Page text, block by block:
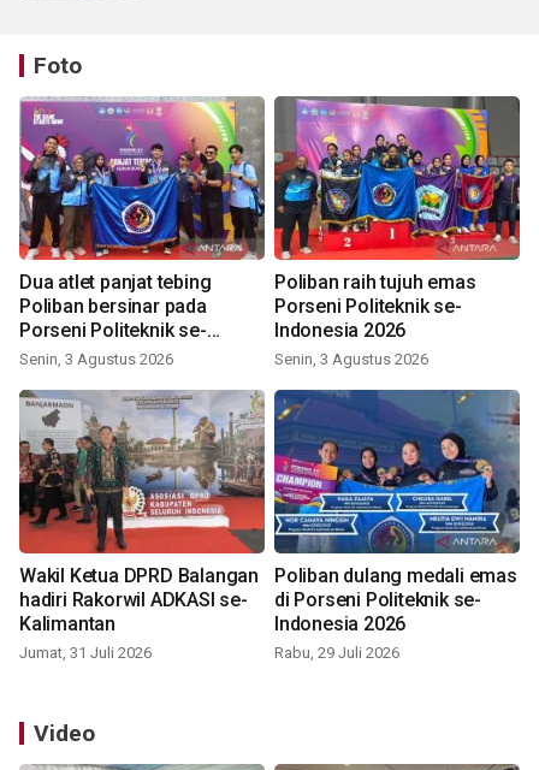
Foto
Dua atlet panjat tebing
Poliban bersinar pada
Porseni Politeknik se-
Indonesia 2026
Senin, 3 Agustus 2026
Poliban raih tujuh emas
Porseni Politeknik se-
Indonesia 2026
Senin, 3 Agustus 2026
Wakil Ketua DPRD Balangan
hadiri Rakorwil ADKASI se-
Kalimantan
Jumat, 31 Juli 2026
Poliban dulang medali emas
di Porseni Politeknik se-
Indonesia 2026
Rabu, 29 Juli 2026
Video